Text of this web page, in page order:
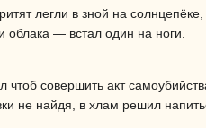
легли в зной на солнцепёке,
облака — встал один на ноги.
совершить акт
не найдя, в хлам решил